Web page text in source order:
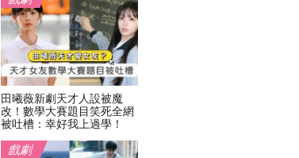
田曦薇新劇天才人設被魔
改！數學大賽題目笑死全網
被吐槽：幸好我上過學！
戲劇